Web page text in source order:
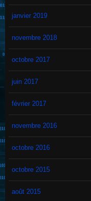
janvier 2019
novembre 2018
octobre 2017
juin 2017
février 2017
novembre 2016
octobre 2016
octobre 2015
août 2015